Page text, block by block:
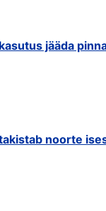
jääda
noorte